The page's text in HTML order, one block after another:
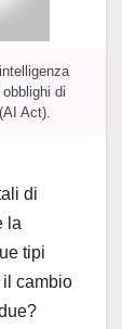
di
Act).
di
la
tipi
cambio